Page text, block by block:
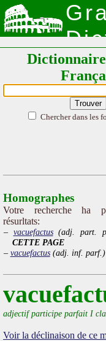
Chercher dans les
Homographes
Votre recherche ha
résurltats:
vacuefactus(adj. part.
CETTE PAGE
vacuefactus(adj. inf. parf.)
adjectif participe parfait I
Voir la déclinaison de ce